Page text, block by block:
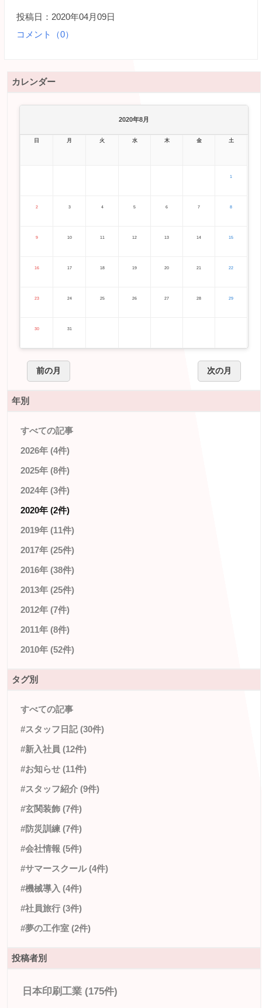
投稿日：2020年04月09日
コメント（0）
カレンダー
2020年8月
日 月 火 水 木 金 土
1
2 3 4 5 6 7 8
9 10 11 12 13 14 15
16 17 18 19 20 21 22
23 24 25 26 27 28 29
30 31
前の月 次の月
年別
すべての記事
2026年 (4件)
2025年 (8件)
2024年 (3件)
2020年 (2件)
2019年 (11件)
2017年 (25件)
2016年 (38件)
2013年 (25件)
2012年 (7件)
2011年 (8件)
2010年 (52件)
タグ別
すべての記事
#スタッフ日記 (30件)
#新入社員 (12件)
#お知らせ (11件)
#スタッフ紹介 (9件)
#玄関装飾 (7件)
#防災訓練 (7件)
#会社情報 (5件)
#サマースクール (4件)
#機械導入 (4件)
#社員旅行 (3件)
#夢の工作室 (2件)
投稿者別
日本印刷工業 (175件)